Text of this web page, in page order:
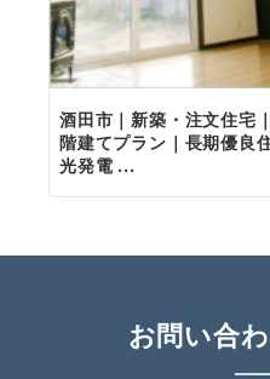
酒田市｜新築・注文住宅
階建てプラン｜長期優良
光発電 ...
お問い合